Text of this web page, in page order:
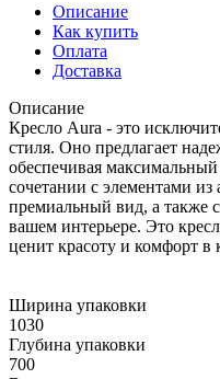
Описание
Как купить
Оплата
Доставка
Описание
Кресло Aura - это
стиля. Оно предлагает
обеспечивая
сочетании с элементами
премиальный вид, а также
вашем интерьере. Это
ценит красоту и комфорт в
Ширина упаковки
1030
Глубина упаковки
700